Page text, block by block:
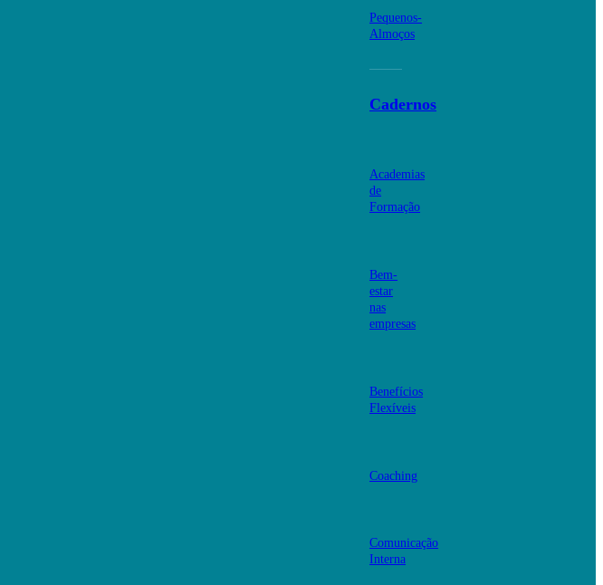
Pequenos-
Almoços
Cadernos
Academias
de
Formação
Bem-
estar
nas
empresas
Benefícios
Flexíveis
Coaching
Comunicação
Interna